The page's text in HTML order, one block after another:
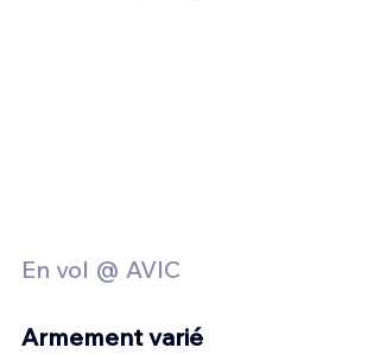
En vol @ AVIC
Armement varié